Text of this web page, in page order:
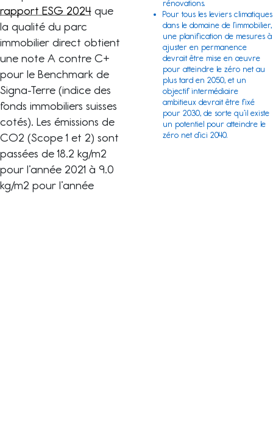
rapport ESG 2024 que
la qualité du parc
immobilier direct obtient
une note A contre C+
pour le Benchmark de
Signa-Terre (indice des
fonds immobiliers suisses
cotés). Les émissions de
CO2 (Scope 1 et 2) sont
passées de 18.2 kg/m2
pour l’année 2021 à 9.0
kg/m2 pour l’année
rénovations.
Pour tous les leviers climatiques
dans le domaine de l’immobilier,
une planification de mesures à
ajuster en permanence
devrait être mise en œuvre
pour atteindre le zéro net au
plus tard en 2050, et un
objectif intermédiaire
ambitieux devrait être fixé
pour 2030, de sorte qu’il existe
un potentiel pour atteindre le
zéro net d’ici 2040.